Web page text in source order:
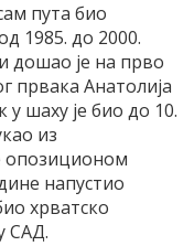
пута био
1985. до 2000.
дошао је на прво
првака Анатолија
шаху је био до 10.
из
опозиционом
напустио
хрватско
САД.